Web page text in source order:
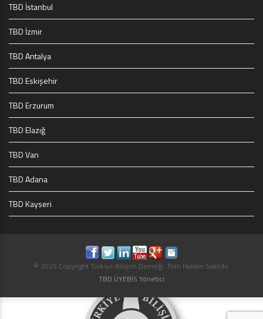
TBD İstanbul
TBD İzmir
TBD Antalya
TBD Eskişehir
TBD Erzurum
TBD Elazığ
TBD Van
TBD Adana
TBD Kayseri
© 2025 Copyright Türkiye Bilişim Derneği. Tüm Hakları Saklıdır.
TBD ÜYEBİS Yönetici